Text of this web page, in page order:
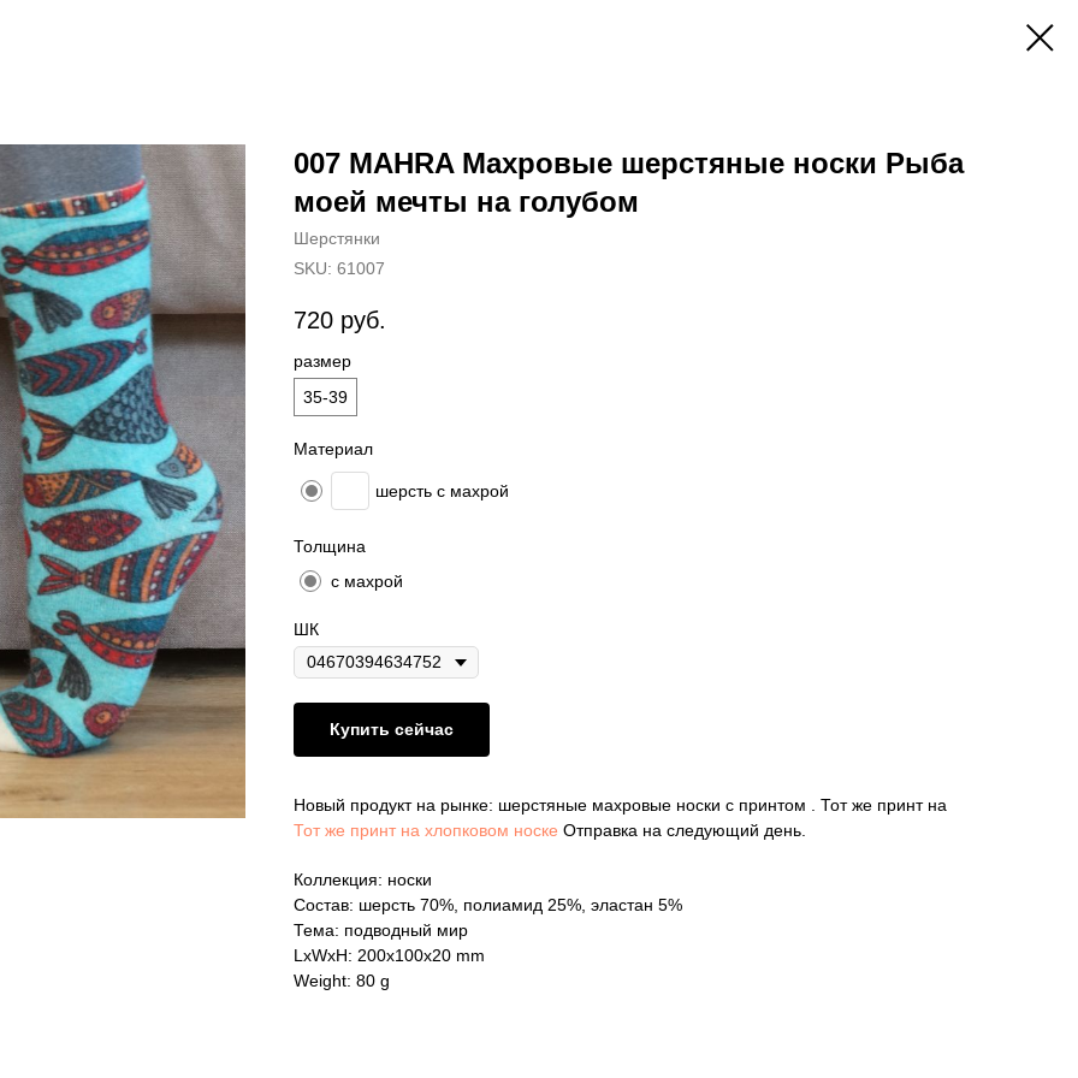
007 MAHRA Махровые шерстяные носки Рыба
моей мечты на голубом
Шерстянки
SKU: 61007
720 руб.
размер
35-39
Материал
шерсть с махрой
Толщина
с махрой
ШК
Купить сейчас
Новый продукт на рынке: шерстяные махровые носки с принтом . Тот же принт на
Тот же принт на хлопковом носке Отправка на следующий день.
Коллекция: носки
Состав: шерсть 70%, полиамид 25%, эластан 5%
Тема: подводный мир
LxWxH: 200x100x20 mm
Weight: 80 g